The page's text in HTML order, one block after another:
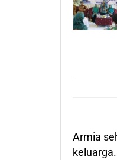
Armia